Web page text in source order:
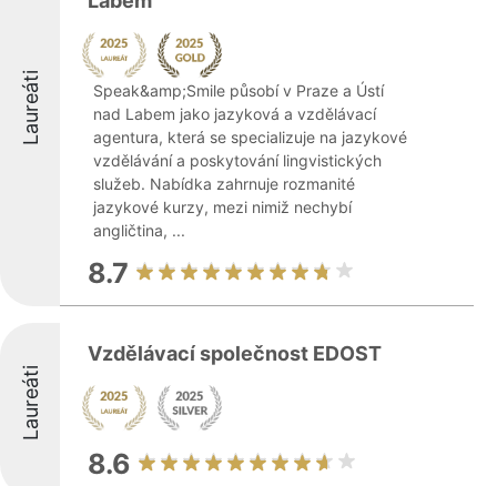
Laureáti
Speak&amp;Smile působí v Praze a Ústí
nad Labem jako jazyková a vzdělávací
agentura, která se specializuje na jazykové
vzdělávání a poskytování lingvistických
služeb. Nabídka zahrnuje rozmanité
jazykové kurzy, mezi nimiž nechybí
angličtina, ...
8.7
Laureáti
Vzdělávací společnost EDOST
8.6